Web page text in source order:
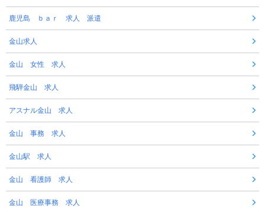
鹿児島 ｂａｒ 求人 派遣
金山求人
金山 女性 求人
飛騨金山 求人
アスナル金山 求人
金山 事務 求人
金山駅 求人
金山 看護師 求人
金山 医療事務 求人